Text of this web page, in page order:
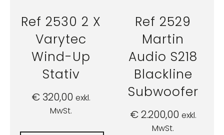
Ref 2530 2 X
Varytec
Wind-Up
Stativ
€ 320,00 exkl.
MwSt.
Ref 2529
Martin
Audio S218
Blackline
Subwoofer
€2.200,00 exkl.
MwSt.